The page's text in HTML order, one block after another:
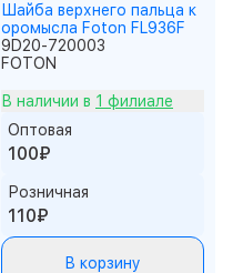
Шайба верхнего пальца к
оромысла Foton FL936F
9D20-720003
FOTON
В наличии в 1 филиале
Оптовая
100₽
Розничная
110₽
В корзину